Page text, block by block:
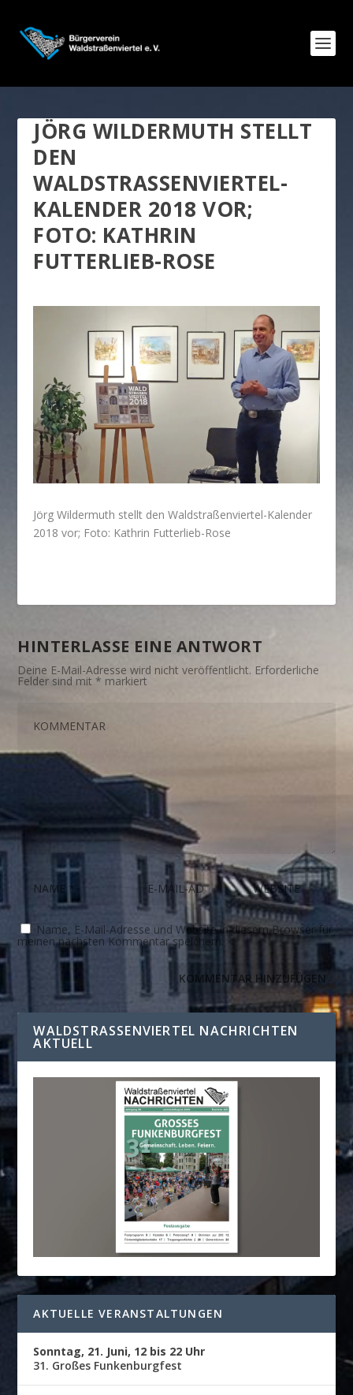
JÖRG WILDERMUTH STELLT
DEN
WALDSTRASSENVIERTEL-K
ALENDER 2018 VOR; F
OTO: KATHRIN F
UTTERLIEB-ROSE
Jörg Wildermuth stellt den Waldstraßenviertel-Kalender
2018 vor; Foto: Kathrin Futterlieb-Rose
HINTERLASSE EINE ANTWORT
Deine E-Mail-Adresse wird nicht veröffentlicht. Erforderliche
Felder sind mit* markiert
Name, E-Mail-Adresse und Website in diesem Browser für
meinen nächsten Kommentar speichern.
WALDSTRASSENVIERTEL NACHRICHTEN A
KTUELL
AKTUELLE VERANSTALTUNGEN
Sonntag, 21. Juni, 12 bis 22 Uhr
31. Großes Funkenburgfest